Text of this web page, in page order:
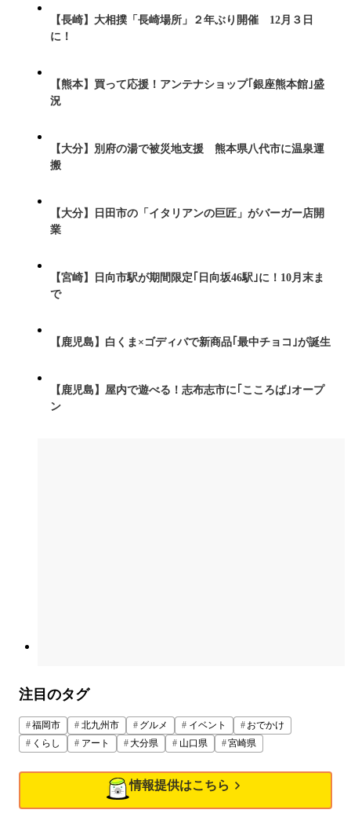
【長崎】大相撲「長崎場所」２年ぶり開催 12月３日
に！
【熊本】買って応援！アンテナショップ｢銀座熊本館｣盛
況
【大分】別府の湯で被災地支援 熊本県八代市に温泉運
搬
【大分】日田市の「イタリアンの巨匠」がバーガー店開
業
【宮崎】日向市駅が期間限定｢日向坂46駅｣に！10月末ま
で
【鹿児島】白くま×ゴディバで新商品｢最中チョコ｣が誕生
【鹿児島】屋内で遊べる！志布志市に｢こころば｣オープ
ン
注目のタグ
福岡市 北九州市 グルメ イベント
おでかけ
くらし
アート 大分県 山口県 宮崎県
情報提供はこちら